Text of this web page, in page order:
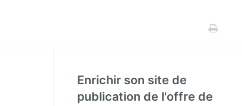
Enrichir son site de
publication de l'offre de